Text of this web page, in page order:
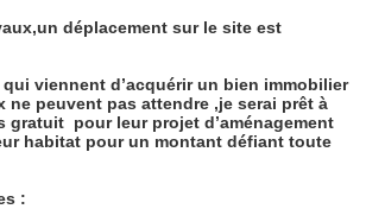
déplacement sur le site est
viennent d’acquérir un bien immobilier
ne peuvent pas attendre ,je serai prêt à
gratuit pour leur projet d’aménagement
habitat pour un montant défiant toute
: